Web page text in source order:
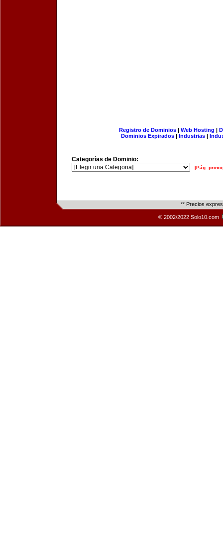
Registro de Dominios| Web Hosting |
Dominios Expirados | Industrias |
Categorías de Dominio:
[Pág.
** Precios
© 2002/2022 Solo10.com